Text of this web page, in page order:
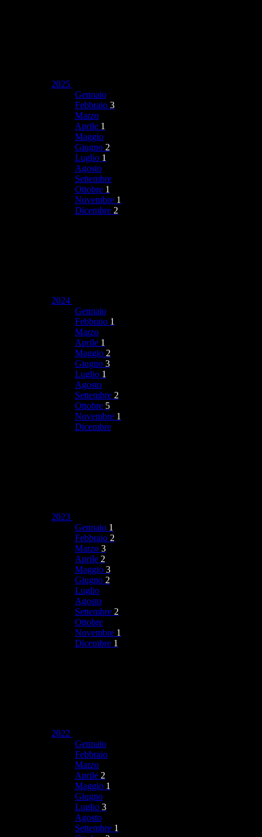
2025
Gennaio
Febbraio 3
Marzo
Aprile 1
Maggio
Giugno 2
Luglio 1
Agosto
Settembre
Ottobre 1
Novembre 1
Dicembre 2
2024
Gennaio
Febbraio 1
Marzo
Aprile 1
Maggio 2
Giugno 3
Luglio 1
Agosto
Settembre 2
Ottobre 5
Novembre 1
Dicembre
2023
Gennaio 1
Febbraio 2
Marzo 3
Aprile 2
Maggio 3
Giugno 2
Luglio
Agosto
Settembre 2
Ottobre
Novembre 1
Dicembre 1
2022
Gennaio
Febbraio
Marzo
Aprile 2
Maggio 1
Giugno
Luglio 3
Agosto
Settembre 1